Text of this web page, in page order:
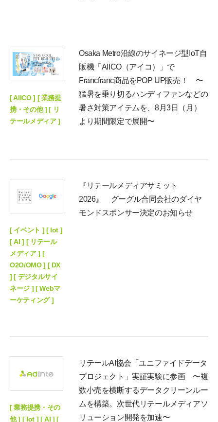
[ AIICO ] [ 業務提
携・その他 ] [ リ
テールメディア ]
Osaka Metro沿線のサイネージ型IoT自
販機「AIICO（アイコ）」で
Francfranc商品をPOP UP販売！ 〜
猛暑を乗り切るハンディファンなどの
暑さ対策アイテムを、8月3日（月）
より期間限定で展開〜
[ イベント ] [ Iot ]
[ AI ] [ リテール
メディア ] [
O2O/OMO ] [ DX
] [ デジタルサイ
ネージ ] [ Webマ
ーケティング ]
『リテールメディアサミット
2026』 グーグル合同会社のダイヤ
モンドスポンサー決定のお知らせ
[ 業務提携・その
他 ] [ Iot ] [ AI ] [
リテールAI協会「ユニファイドデータ
プロジェクト」実証実験に参画 〜複
数小売を横断するデータクリーンルー
ムを構築。次世代リテールメディアソ
リューション開発を加速〜